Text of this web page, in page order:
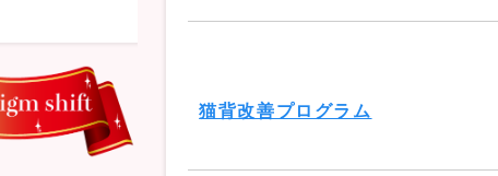
猫背改善プログラム